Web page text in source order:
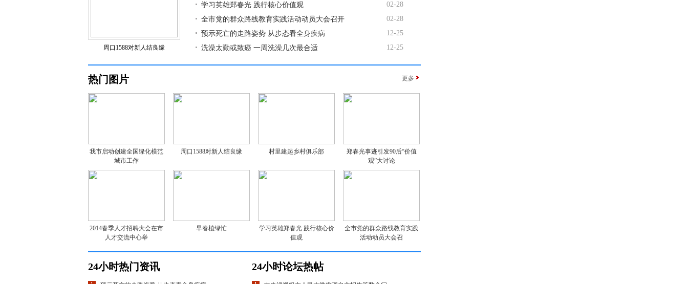
周口1588对新人结良缘
学习英雄郑春光 践行核心价值观
02-28
全市党的群众路线教育实践活动动员大会召开
02-28
预示死亡的走路姿势 从步态看全身疾病
12-25
洗澡太勤或致癌 一周洗澡几次最合适
12-25
热门图片 更多
我市启动创建全国绿化模范
城市工作
周口1588对新人结良缘 村里建起乡村俱乐部
郑春光事迹引发90后“价值
观”大讨论
2014春季人才招聘大会在市
人才交流中心举
早春植绿忙
学习英雄郑春光 践行核心价
值观
全市党的群众路线教育实践
活动动员大会召
24小时热门资讯 24小时论坛热帖